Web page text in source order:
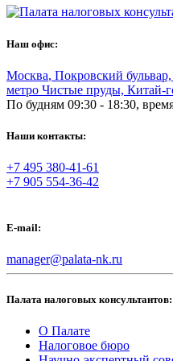
Наш офис:
Москва, Покровский
метро Чистые пруды, Китай-
По будням 09:30 - 18:30,
Наши контакты:
+7 495 380-41-61
+7 905 554-36-42
E-mail:
manager@palata-nk.ru
Палата налоговых консультантов:
О Палате
Налоговое бюро